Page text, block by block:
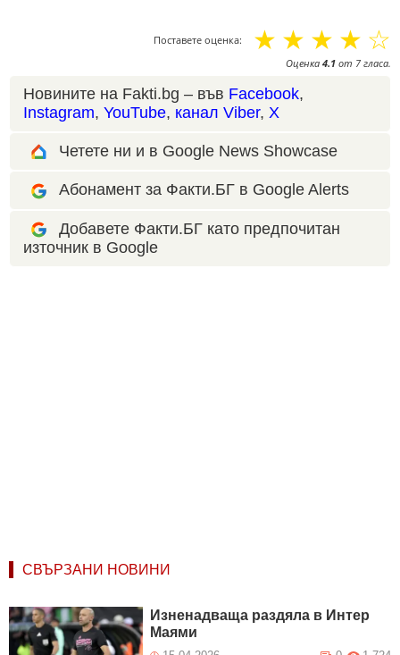
Поставете оценка: ☆
☆
☆
☆
☆
Оценка 4.1 от 7 гласа.
Новините на Fakti.bg – във Facebook,
Instagram, YouTube, канал Viber, X
Четете ни и в Google News Showcase
Абонамент за Факти.БГ в Google Alerts
Добавете Факти.БГ като предпочитан
източник в Google
СВЪРЗАНИ НОВИНИ
Изненадваща раздяла в Интер
Маями